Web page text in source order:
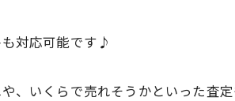
対応可能です♪
、いくらで売れそうかといった査